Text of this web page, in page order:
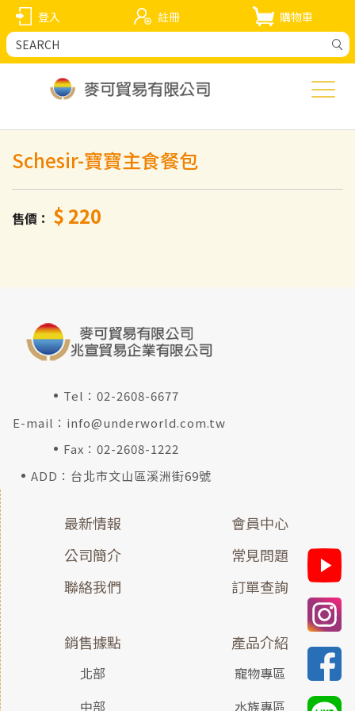
登入 註冊 購物車
Schesir-寶寶主食餐包
售價 $ 220
Tel：02-2608-6677
E-mail： info@underworld.com.tw
Fax：02-2608-1222
ADD：台北市文山區溪洲街69號
最新情報
公司簡介
聯絡我們
會員中心
常見問題
訂單查詢
銷售據點
北部
中部
產品介紹
寵物專區
水族專區